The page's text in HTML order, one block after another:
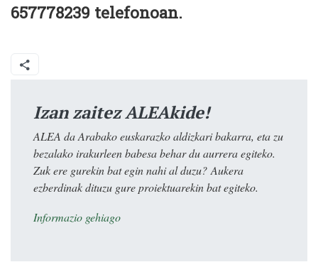
657778239 telefonoan.
Izan zaitez ALEAkide!
ALEA da Arabako euskarazko aldizkari bakarra, eta zu
bezalako irakurleen babesa behar du aurrera egiteko.
Zuk ere gurekin bat egin nahi al duzu? Aukera
ezberdinak dituzu gure proiektuarekin bat egiteko.
Informazio gehiago